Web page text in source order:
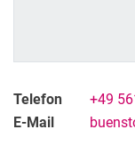
Telefon
+49
E-Mail